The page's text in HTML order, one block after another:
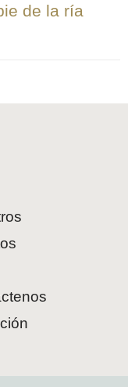
de la ría